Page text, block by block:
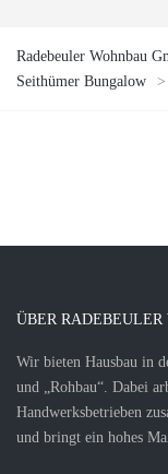
Radebeuler Wohnbau
Seithümer Bungalow
>
ÜBER RADEBEULER
Wir bieten Hausbau in
und „Rohbau“. Dabei
Handwerksbetrieben
und bringt ein hohes